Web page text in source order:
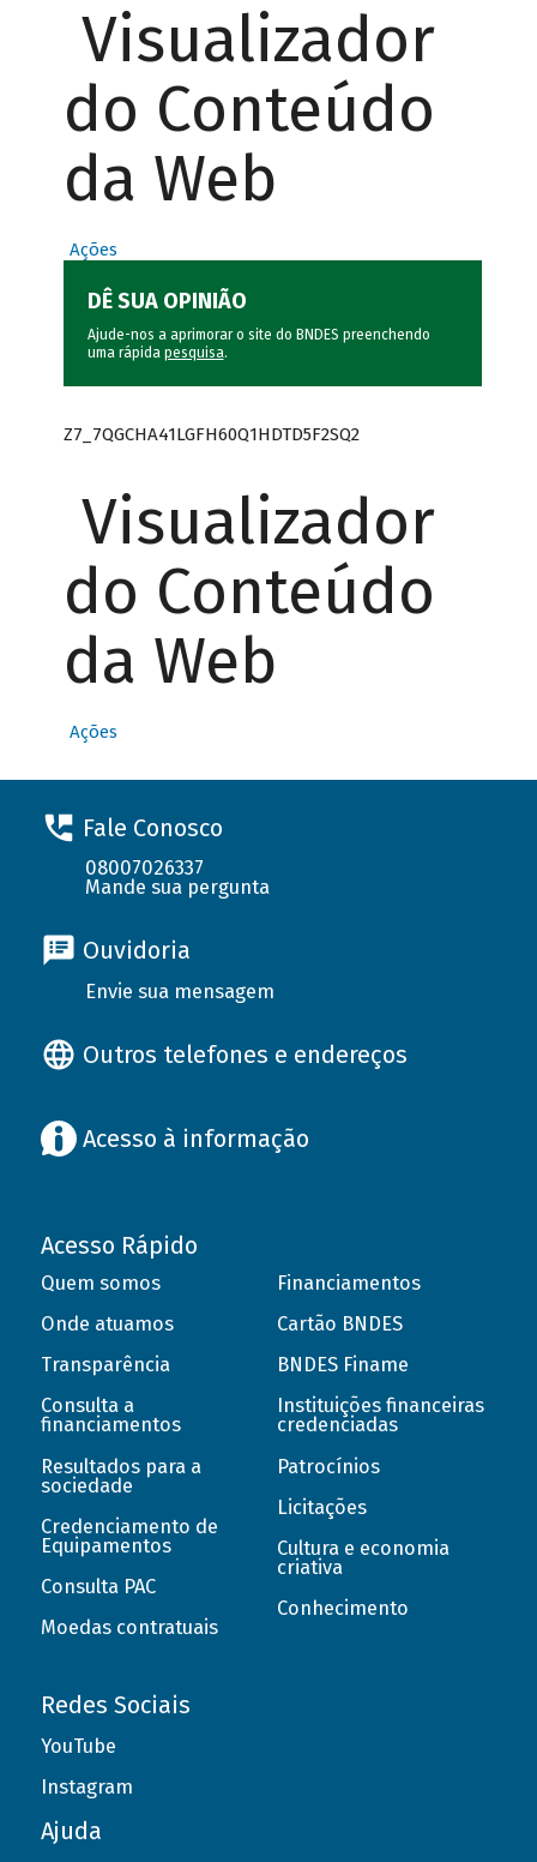
Visualizador
do Conteúdo
da Web
Ações
DÊ SUA OPINIÃO
Ajude-nos a aprimorar o site do BNDES preenchendo
uma rápida pesquisa.
Z7_7QGCHA41LGFH60Q1HDTD5F2SQ2
Visualizador
do Conteúdo
da Web
Ações
Fale Conosco
08007026337
Mande sua pergunta
Ouvidoria
Envie sua mensagem
Outros telefones e endereços
Acesso à informação
Acesso Rápido
Quem somos
Onde atuamos
Transparência
Consulta a
financiamentos
Resultados para a
sociedade
Credenciamento de
Equipamentos
Consulta PAC
Moedas contratuais
Financiamentos
Cartão BNDES
BNDES Finame
Instituições financeiras
credenciadas
Patrocínios
Licitações
Cultura e economia
criativa
Conhecimento
Redes Sociais
YouTube
Instagram
Ajuda